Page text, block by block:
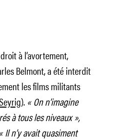
à l’avortement,
Belmont, a été interdit
les films militants
). « On n’imagine
à tous les niveaux »,
« Il n’y avait quasiment